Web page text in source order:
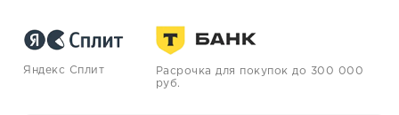
Яндекс Сплит
Расрочка для покупок до 300 000
руб.